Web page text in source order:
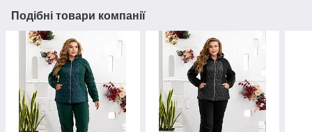
Подібні товари компанії